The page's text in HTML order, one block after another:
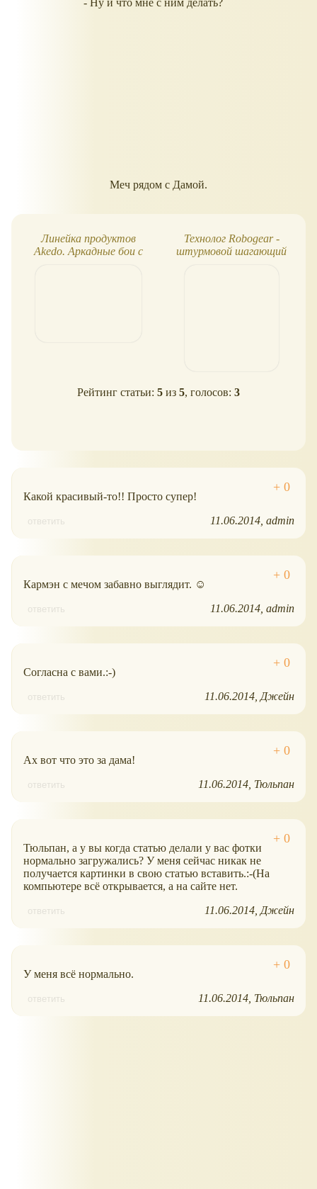
- Ну и что мне с ним делать?
Меч рядом с Дамой.
Линейка продуктов
Akedo. Аркадные бои с
Технолог Robogear -
штурмовой шагающий
Рейтинг статьи: 5 из 5, голосов: 3
Какой красивый-то!! Просто супер!
ответить 11.06.2014 admin
Кармэн с мечом забавно выглядит. ☺
ответить 11.06.2014 admin
Согласна с вами.:-)
ответить 11.06.2014 Джейн
Ах вот что это за дама!
ответить 11.06.2014 Тюльпан
Тюльпан, а у вы когда статью делали у вас фотки
нормально загружались? У меня сейчас никак не
получается картинки в свою статью вставить.:-(На
компьютере всё открывается, а на сайте нет.
ответить 11.06.2014 Джейн
У меня всё нормально.
ответить 11.06.2014 Тюльпан